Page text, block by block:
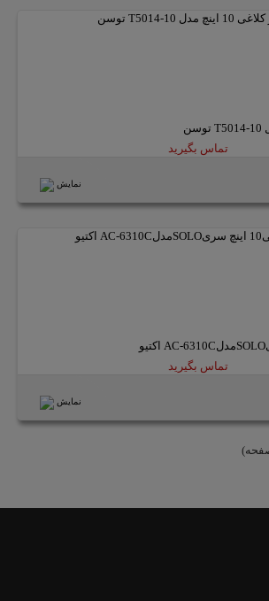
تماس بگیرید
نمایش
تماس بگیرید
نمایش